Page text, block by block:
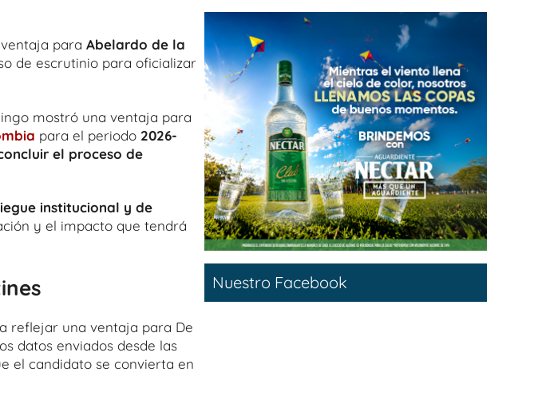
para Abelardo de la
de escrutinio para oficializar
mostró una ventaja para
para el periodo 2026-
el proceso de
institucional y de
y el impacto que tendrá
reflejar una ventaja para De
datos enviados desde las
el candidato se convierta en
Nuestro Facebook